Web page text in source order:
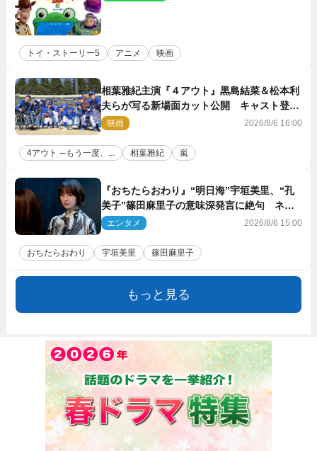
トイ・ストーリー5 アニメ 映画
相葉雅紀主演『４アウト』黒島結菜＆松本利
夫らが写る新場面カット公開 キャスト登壇
イベントも決定
映画 2026/8/6 16:00
4アウト ─もう一度、... 相葉雅紀 嵐
『おちたらおわり』“明日海”宇垣美里、“孔
美子”篠田麻里子の意味深発言に絶句 ネッ
ト驚き「まさか」「意外な展開」
エンタメ 2026/8/6 15:00
おちたらおわり 宇垣美里 篠田麻里子
もっと見る